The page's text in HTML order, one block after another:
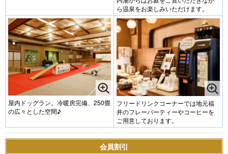
ら温泉をお楽しみいただけます。
屋内ドッグラン。冷暖房完備、250畳
の広々とした空間♪
フリードリンクコーナーでは地元福
井のフレーバーティーやコーヒーを
ご用意しております。
会員割引